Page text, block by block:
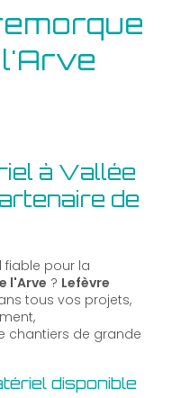
à Vallée
de
fiable pour la
l'Arve ? Lefèvre
tous vos projets,
chantiers de grande
disponible